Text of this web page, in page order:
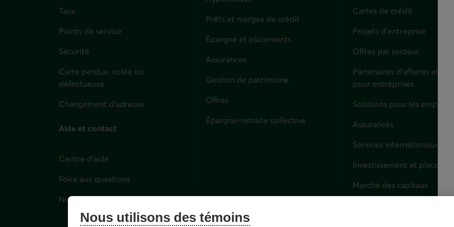
Taux
Points de service
Sécurité
Carte perdue, volée ou
défectueuse
Changement d'adresse
Aide et contact
Centre d'aide
Foire aux questions
Nous joindre
Prêts et marges de crédit
Épargne et placements
Assurances
Gestion de patrimoine
Offres
Épargne-retraite collective
Cartes de crédit
Projets d'entreprise
Offres par secteur
Partenaires d’affaires et
pour entreprises
Solutions pour les
Assurances
Services internationaux
Investissement et
Marché des capitaux
Nous utilisons des témoins